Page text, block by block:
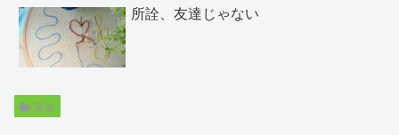
所詮、友達じゃない
家族